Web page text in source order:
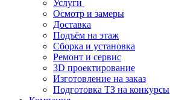
Услуги
Осмотр и замеры
Доставка
Подъём на этаж
Сборка и установка
Ремонт и сервис
3D проектирование
Изготовление на заказ
Подготовка ТЗ на конкурсы